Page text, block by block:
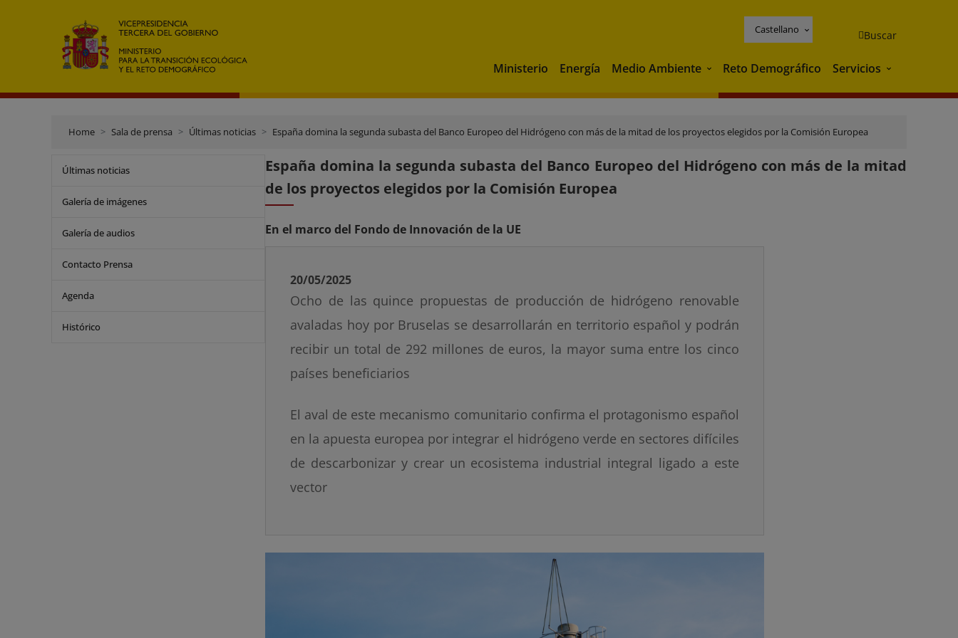
Castellano Buscar
Ministerio Energía Medio Ambiente Medio Ambiente
Reto Demográfico Servicios Servicios
Home Sala de prensa Últimas noticias España domina la segunda subasta del Banco Europeo del Hidrógeno con más de la mitad de los proyectos elegidos por la Comisión Europea
Últimas noticias
Galería de imágenes
Galería de audios
Contacto Prensa
Agenda
Histórico
España domina la segunda subasta del Banco Europeo del Hidrógeno con más de la mitad
de los proyectos elegidos por la Comisión Europea
En el marco del Fondo de Innovación de la UE
20/05/2025
Ocho de las quince propuestas de producción de hidrógeno renovable
avaladas hoy por Bruselas se desarrollarán en territorio español y podrán
recibir un total de 292 millones de euros, la mayor suma entre los cinco
países beneficiarios
El aval de este mecanismo comunitario confirma el protagonismo español
en la apuesta europea por integrar el hidrógeno verde en sectores difíciles
de descarbonizar y crear un ecosistema industrial integral ligado a este
vector